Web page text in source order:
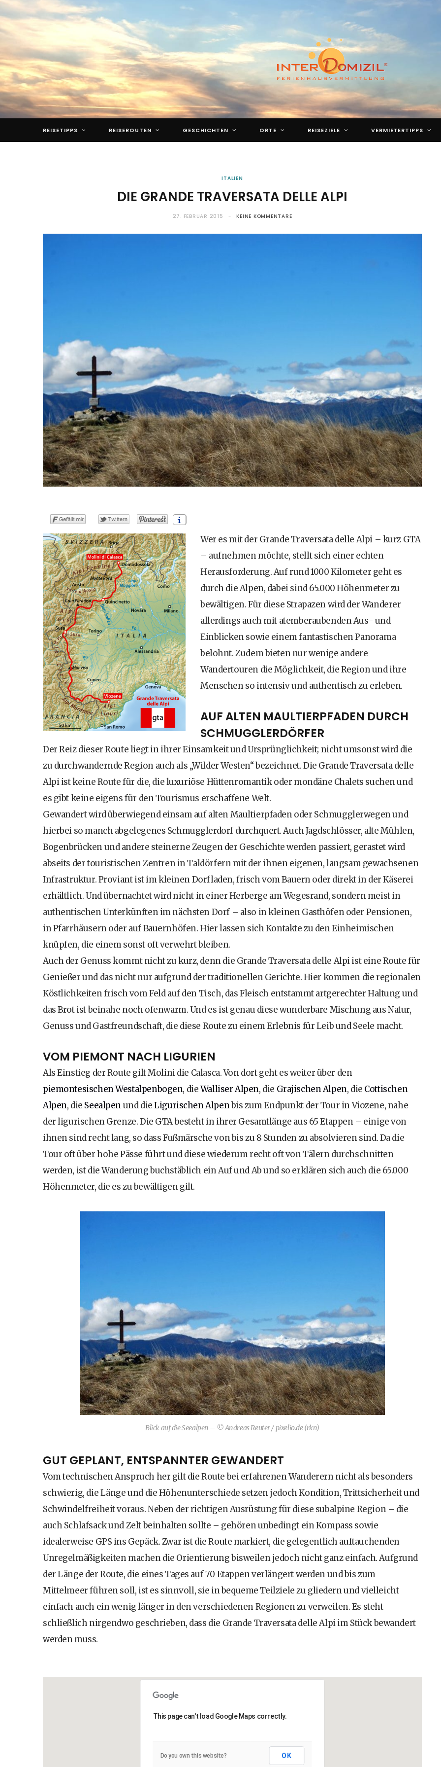
REISETIPPS REISEROUTEN GESCHICHTEN ORTE REISEZIELE VERMIETERTIPPS
ITALIEN
DIE GRANDE TRAVERSATA DELLE ALPI
27. FEBRUAR 2015 KEINE KOMMENTARE
Wer es mit der Grande Traversata delle Alpi – kurz GTA
– aufnehmen möchte, stellt sich einer echten
Herausforderung. Auf rund 1000 Kilometer geht es
durch die Alpen, dabei sind 65.000 Höhenmeter zu
bewältigen. Für diese Strapazen wird der Wanderer
allerdings auch mit atemberaubenden Aus- und
Einblicken sowie einem fantastischen Panorama
belohnt. Zudem bieten nur wenige andere
Wandertouren die Möglichkeit, die Region und ihre
Menschen so intensiv und authentisch zu erleben.
AUF ALTEN MAULTIERPFADEN DURCH
SCHMUGGLERDÖRFER
Der Reiz dieser Route liegt in ihrer Einsamkeit und Ursprünglichkeit; nicht umsonst wird die
zu durchwandernde Region auch als „Wilder Westen“ bezeichnet. Die Grande Traversata delle
Alpi ist keine Route für die, die luxuriöse Hüttenromantik oder mondäne Chalets suchen und
es gibt keine eigens für den Tourismus erschaffene Welt.
Gewandert wird überwiegend einsam auf alten Maultierpfaden oder Schmugglerwegen und
hierbei so manch abgelegenes Schmugglerdorf durchquert. Auch Jagdschlösser, alte Mühlen,
Bogenbrücken und andere steinerne Zeugen der Geschichte werden passiert, gerastet wird
abseits der touristischen Zentren in Taldörfern mit der ihnen eigenen, langsam gewachsenen
Infrastruktur. Proviant ist im kleinen Dorfladen, frisch vom Bauern oder direkt in der Käserei
erhältlich. Und übernachtet wird nicht in einer Herberge am Wegesrand, sondern meist in
authentischen Unterkünften im nächsten Dorf – also in kleinen Gasthöfen oder Pensionen,
in Pfarrhäusern oder auf Bauernhöfen. Hier lassen sich Kontakte zu den Einheimischen
knüpfen, die einem sonst oft verwehrt bleiben.
Auch der Genuss kommt nicht zu kurz, denn die Grande Traversata delle Alpi ist eine Route für
Genießer und das nicht nur aufgrund der traditionellen Gerichte. Hier kommen die regionalen
Köstlichkeiten frisch vom Feld auf den Tisch, das Fleisch entstammt artgerechter Haltung und
das Brot ist beinahe noch ofenwarm. Und es ist genau diese wunderbare Mischung aus Natur,
Genuss und Gastfreundschaft, die diese Route zu einem Erlebnis für Leib und Seele macht.
VOM PIEMONT NACH LIGURIEN
Als Einstieg der Route gilt Molini die Calasca. Von dort geht es weiter über den
piemontesischenWestalpenbogen, dieWalliser Alpen, die Grajischen Alpen, die Cottischen
Alpen, die Seealpenund dieLigurischen Alpenbis zum Endpunkt der Tour in Viozene, nahe
der ligurischen Grenze. Die GTA besteht in ihrer Gesamtlänge aus 65 Etappen – einige von
ihnen sind recht lang, so dass Fußmärsche von bis zu 8 Stunden zu absolvieren sind. Da die
Tour oft über hohe Pässe führt und diese wiederum recht oft von Tälern durchschnitten
werden, ist die Wanderung buchstäblich ein Auf und Ab und so erklären sich auch die 65.000
Höhenmeter, die es zu bewältigen gilt.
Blick auf die Seealpen – © Andreas Reuter / pixelio.de (rkn)
GUT GEPLANT, ENTSPANNTER GEWANDERT
Vom technischen Anspruch her gilt die Route bei erfahrenen Wanderern nicht als besonders
schwierig, die Länge und die Höhenunterschiede setzen jedoch Kondition, Trittsicherheit und
Schwindelfreiheit voraus. Neben der richtigen Ausrüstung für diese subalpine Region – die
auch Schlafsack und Zelt beinhalten sollte – gehören unbedingt ein Kompass sowie
idealerweise GPS ins Gepäck. Zwar ist die Route markiert, die gelegentlich auftauchenden
Unregelmäßigkeiten machen die Orientierung bisweilen jedoch nicht ganz einfach. Aufgrund
der Länge der Route, die eines Tages auf 70 Etappen verlängert werden und bis zum
Mittelmeer führen soll, ist es sinnvoll, sie in bequeme Teilziele zu gliedern und vielleicht
einfach auch ein wenig länger in den verschiedenen Regionen zu verweilen. Es steht
schließlich nirgendwo geschrieben, dass die Grande Traversata delle Alpi im Stück bewandert
werden muss.
This page can't load Google Maps correctly.
Do you own this website? OK